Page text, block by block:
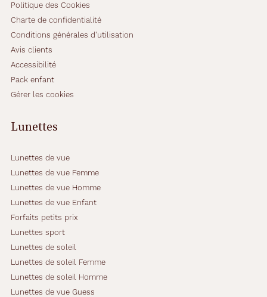
Politique des Cookies
Charte de confidentialité
Conditions générales d'utilisation
Avis clients
Accessibilité
Pack enfant
Gérer les cookies
Lunettes
Lunettes de vue
Lunettes de vue Femme
Lunettes de vue Homme
Lunettes de vue Enfant
Forfaits petits prix
Lunettes sport
Lunettes de soleil
Lunettes de soleil Femme
Lunettes de soleil Homme
Lunettes de vue Guess